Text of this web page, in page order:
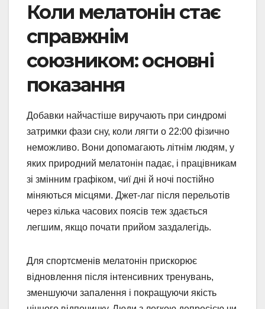
Коли мелатонін стає
справжнім
союзником: основні
показання
Добавки найчастіше виручають при синдромі
затримки фази сну, коли лягти о 22:00 фізично
неможливо. Вони допомагають літнім людям, у
яких природний мелатонін падає, і працівникам
зі змінним графіком, чиї дні й ночі постійно
міняються місцями. Джет-лаг після перельотів
через кілька часових поясів теж здається
легшим, якщо почати прийом заздалегідь.
Для спортсменів мелатонін прискорює
відновлення після інтенсивних тренувань,
зменшуючи запалення і покращуючи якість